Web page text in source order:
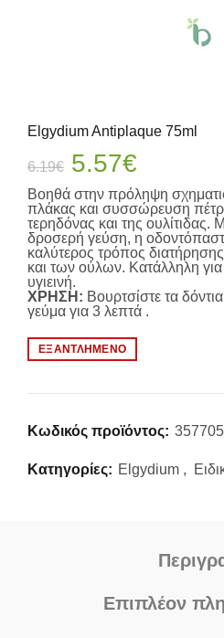
Elgydium Antiplaque 75ml
6.19€ Original
price
was:
6.19€.
5.57€
τιμή
είναι:
5.57€.
Βοηθά στην πρόληψη
πλάκας και συσσώρευση
τερηδόνας και της ουλίτιδας.
δροσερή γεύση, η
καλύτερος τρόπος
και των ούλων. Κατάλληλη για
υγιεινή.
ΧΡΗΣΗ: Βουρτσίστε τα
γεύμα για 3 λεπτά .
ΕΞΑΝΤΛΗΜΈΝΟ
Κωδικός προϊόντος:
Κατηγορίες: Elgydium ,
Επιπλέον